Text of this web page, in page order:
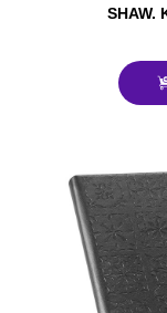
SHAW.